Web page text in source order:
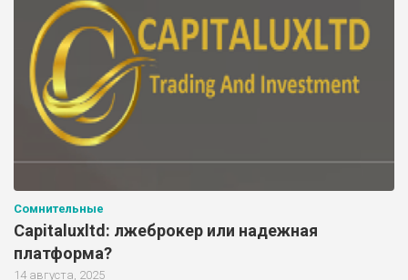
Сомнительные
Capitaluxltd: лжеброкер или надежная
платформа?
14 августа, 2025